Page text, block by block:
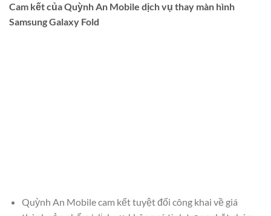
Cam kết của Quỳnh An Mobile dịch vụ thay màn hình
Samsung Galaxy Fold
Quỳnh An Mobile cam kết tuyệt đối công khai về giá